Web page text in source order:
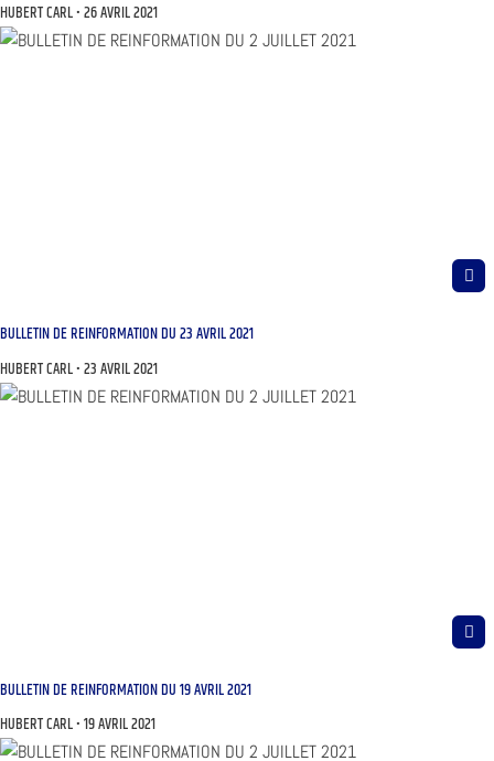
HUBERT CARL 26 AVRIL 2021
BULLETIN DE REINFORMATION DU 23 AVRIL 2021
HUBERT CARL 23 AVRIL 2021
BULLETIN DE REINFORMATION DU 19 AVRIL 2021
HUBERT CARL 19 AVRIL 2021